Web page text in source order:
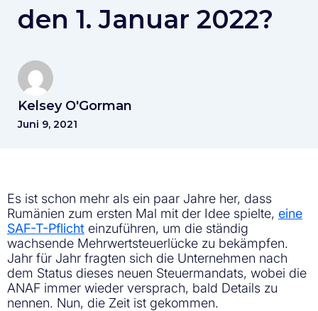
den 1. Januar 2022?
Kelsey O'Gorman
Juni 9, 2021
Es ist schon mehr als ein paar Jahre her, dass
Rumänien zum ersten Mal mit der Idee spielte, eine
SAF-T-Pflicht einzuführen, um die ständig
wachsende Mehrwertsteuerlücke zu bekämpfen.
Jahr für Jahr fragten sich die Unternehmen nach
dem Status dieses neuen Steuermandats, wobei die
ANAF immer wieder versprach, bald Details zu
nennen. Nun, die Zeit ist gekommen.